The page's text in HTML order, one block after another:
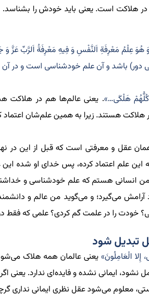
در هلاکت است. یعنی باید خودش را بشناسد.
وَ هُوَ عِلْمُ مَعْرِفَةِ اَلنَّفْسِ وَ فِيهِ مَعْرِفَةُ اَلرَّبِّ عَزَّ
دور) باشد و آن علم خودشناسی است و در
هَلْكَى…». یعنی عالمها هم در هلاکت
هستند. زیرا به همین علمشان
عقل و معرفتی است که قبل از این در
این علم اعتماد کرده، پس خدای او شده این
انسانی هستم که علم خودشناسی و
آرامش میگیرد؛ و میگوید من عالم و
خودت را درعلمتگم کردی؟علمیکه فقط
تبدیل شود
إِلا الْعَامِلُونَ» یعنی عالمان همه هلاک
نشود، ایمانی نشده و فایدهای ندارد. یعنی
معلوم می‌شود عقل نظری ایمانی نداری